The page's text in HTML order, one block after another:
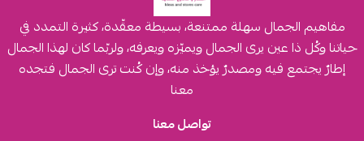
مفاهيم الجمال سهلة ممتنعة، بسيطة معقّدة، كثيرة التمدد في
حياتنا وكُل ذا عين يرى الجمال ويميّزه ويعرفه، ولربّما كان لهذا الجمال
إطارٌ يجتمع فيه ومصدرٌ يؤخذ منه، وإن كُنت ترى الجمال فتجده
معنا
تواصل معنا